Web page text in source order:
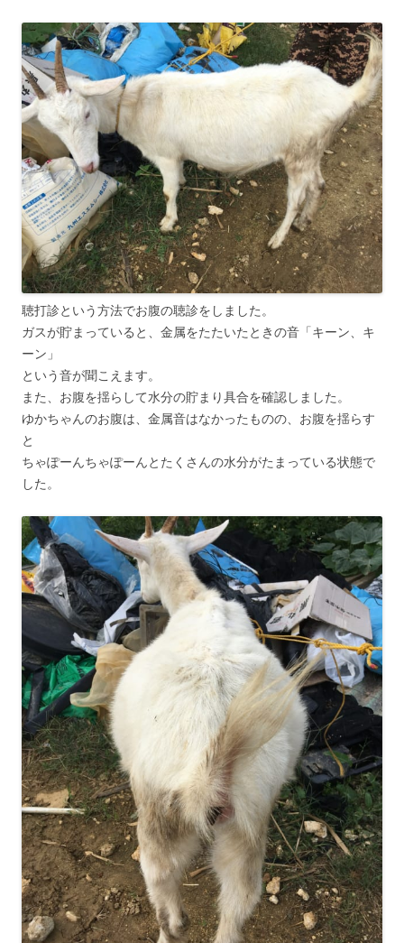
聴打診という方法でお腹の聴診をしました。
ガスが貯まっていると、金属をたたいたときの音「キーン、キ
ーン」
という音が聞こえます。
また、お腹を揺らして水分の貯まり具合を確認しました。
ゆかちゃんのお腹は、金属音はなかったものの、お腹を揺らす
と
ちゃぽーんちゃぽーんとたくさんの水分がたまっている状態で
した。